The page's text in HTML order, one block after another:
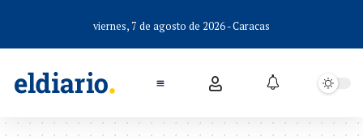
viernes, 7 de agosto de 2026 - Caracas